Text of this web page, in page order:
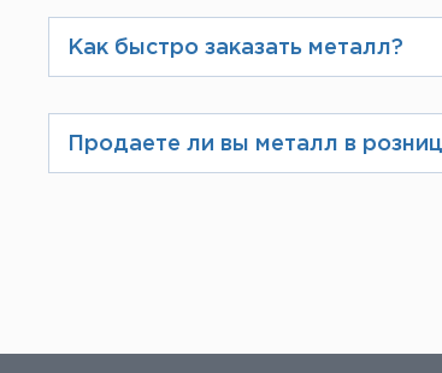
после консультации с
прописываются в договоре.
Как быстро заказать металл?
пересчитывает скидку в
можно позвонить по
Продаете ли вы металл в